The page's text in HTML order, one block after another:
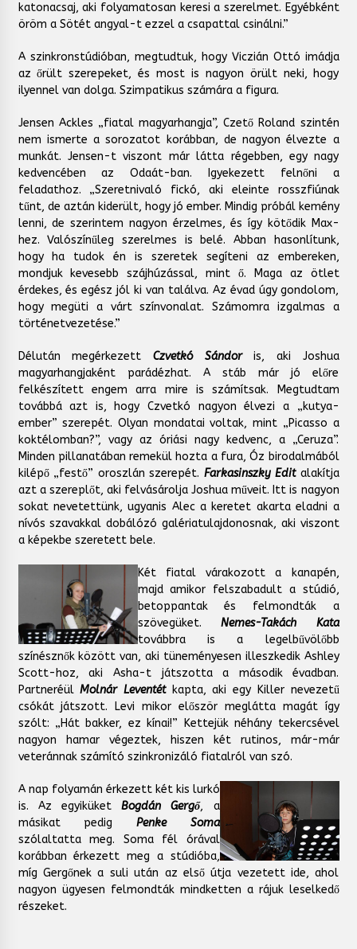
katonacsaj, aki folyamatosan keresi a szerelmet. Egyébként
öröm a Sötét angyal-t ezzel a csapattal csinálni.”
A szinkronstúdióban, megtudtuk, hogy Viczián Ottó imádja
az őrült szerepeket, és most is nagyon örült neki, hogy
ilyennel van dolga. Szimpatikus számára a figura.
Jensen Ackles „fiatal magyarhangja”, Czető Roland szintén
nem ismerte a sorozatot korábban, de nagyon élvezte a
munkát. Jensen-t viszont már látta régebben, egy nagy
kedvencében az Odaát-ban. Igyekezett felnőni a
feladathoz. „Szeretnivaló fickó, aki eleinte rosszfiúnak
tűnt, de aztán kiderült, hogy jó ember. Mindig próbál kemény
lenni, de szerintem nagyon érzelmes, és így kötődik Max-
hez. Valószínűleg szerelmes is belé. Abban hasonlítunk,
hogy ha tudok én is szeretek segíteni az embereken,
mondjuk kevesebb szájhúzással, mint ő. Maga az ötlet
érdekes, és egész jól ki van találva. Az évad úgy gondolom,
hogy megüti a várt színvonalat. Számomra izgalmas a
történetvezetése.”
Délután megérkezett Czvetkó Sándoris, aki Joshua
magyarhangjaként parádézhat. A stáb már jó előre
felkészített engem arra mire is számítsak. Megtudtam
továbbá azt is, hogy Czvetkó nagyon élvezi a „kutya-
ember” szerepét. Olyan mondatai voltak, mint „Picasso a
koktélomban?”, vagy az óriási nagy kedvenc, a „Ceruza”.
Minden pillanatában remekül hozta a fura, Óz birodalmából
kilépő „festő” oroszlán szerepét. Farkasinszky Editalakítja
azt a szereplőt, aki felvásárolja Joshua műveit. Itt is nagyon
sokat nevetettünk, ugyanis Alec a keretet akarta eladni a
nívós szavakkal dobálózó galériatulajdonosnak, aki viszont
a képekbe szeretett bele.
Két fiatal várakozott a kanapén,
majd amikor felszabadult a stúdió,
betoppantak és felmondták a
szövegüket. Nemes-Takách Kata
továbbra is a legelbűvölőbb
színésznők között van, aki tüneményesen illeszkedik Ashley
Scott-hoz, aki Asha-t játszotta a második évadban.
PartneréülMolnár Leventétkapta, aki egy Killer nevezetű
csókát játszott. Levi mikor először meglátta magát így
szólt: „Hát bakker, ez kínai!” Kettejük néhány tekercsével
nagyon hamar végeztek, hiszen két rutinos, már-már
veteránnak számító szinkronizáló fiatalról van szó.
A nap folyamán érkezett két kis lurkó
is. Az egyiküketBogdán Gergő, a
másikat pedig Penke Soma
szólaltatta meg. Soma fél órával
korábban érkezett meg a stúdióba,
míg Gergőnek a suli után az első útja vezetett ide, ahol
nagyon ügyesen felmondták mindketten a rájuk leselkedő
részeket.